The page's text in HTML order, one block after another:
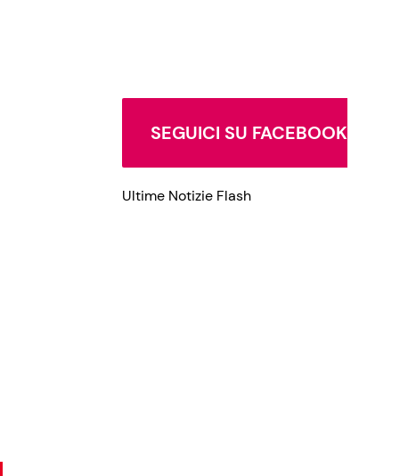
SEGUICI SU FACEBOOK
Ultime Notizie Flash